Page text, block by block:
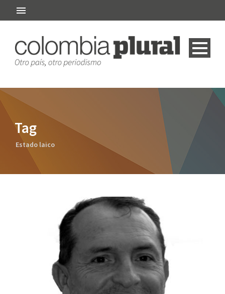
Tag
Estado laico